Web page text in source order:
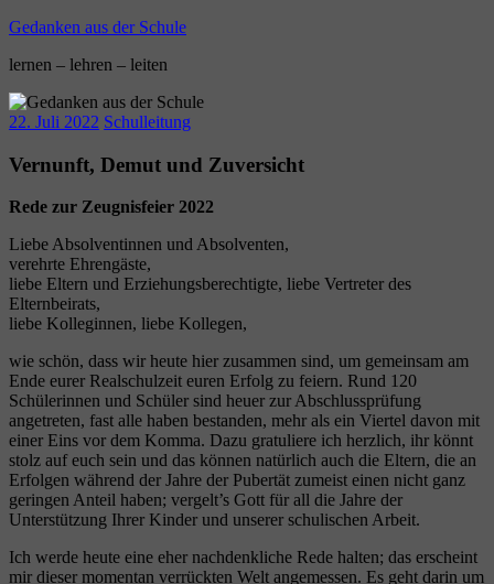
Zum
springen
Gedanken aus der Schule
lernen – lehren – leiten
22. Juli 2022 Schulleitung
Vernunft, Demut und Zuversicht
Rede zur Zeugnisfeier 2022
Liebe Absolventinnen und Absolventen,
verehrte Ehrengäste,
liebe Eltern und Erziehungsberechtigte, liebe Vertreter des
Elternbeirats,
liebe Kolleginnen, liebe Kollegen,
wie schön, dass wir heute hier zusammen sind, um gemeinsam am
Ende eurer Realschulzeit euren Erfolg zu feiern. Rund 120
Schülerinnen und Schüler sind heuer zur Abschlussprüfung
angetreten, fast alle haben bestanden, mehr als ein Viertel davon mit
einer Eins vor dem Komma. Dazu gratuliere ich herzlich, ihr könnt
stolz auf euch sein und das können natürlich auch die Eltern, die an
Erfolgen während der Jahre der Pubertät zumeist einen nicht ganz
geringen Anteil haben; vergelt’s Gott für all die Jahre der
Unterstützung Ihrer Kinder und unserer schulischen Arbeit.
Ich werde heute eine eher nachdenkliche Rede halten; das erscheint
mir dieser momentan verrückten Welt angemessen. Es geht darin um